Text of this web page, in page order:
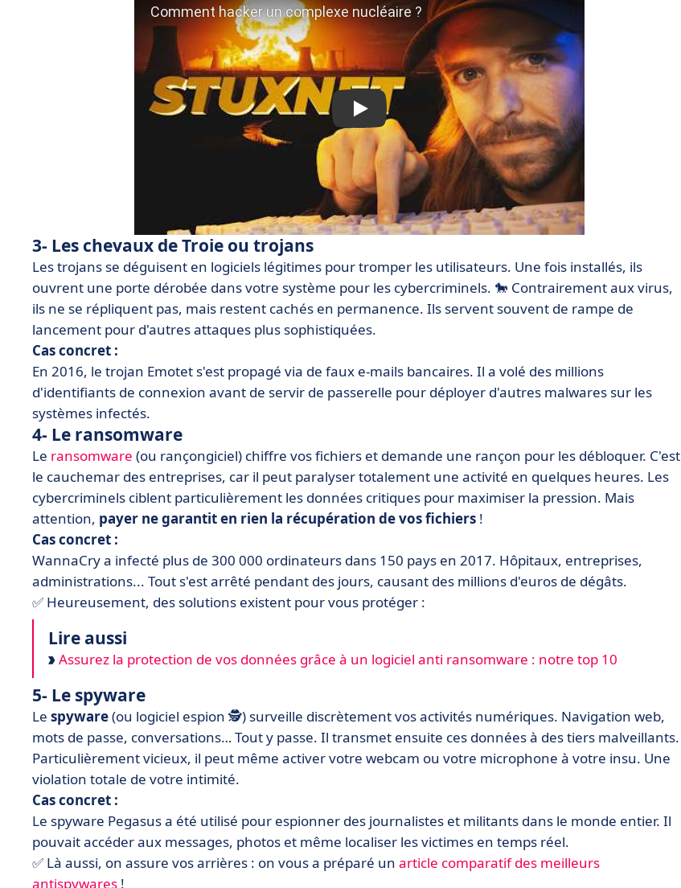
3- Les chevaux de Troie ou trojans
Les trojans se déguisent en logiciels légitimes pour tromper les utilisateurs. Une fois installés, ils
ouvrent une porte dérobée dans votre système pour les cybercriminels. 🐎 Contrairement aux virus,
ils ne se répliquent pas, mais restent cachés en permanence. Ils servent souvent de rampe de
lancement pour d'autres attaques plus sophistiquées.
Cas concret :
En 2016, le trojan Emotet s'est propagé via de faux e-mails bancaires. Il a volé des millions
d'identifiants de connexion avant de servir de passerelle pour déployer d'autres malwares sur les
systèmes infectés.
4- Le ransomware
Le ransomware (ou rançongiciel) chiffre vos fichiers et demande une rançon pour les débloquer. C'est
le cauchemar des entreprises, car il peut paralyser totalement une activité en quelques heures. Les
cybercriminels ciblent particulièrement les données critiques pour maximiser la pression. Mais
attention, payer ne garantit en rien la récupération de vos fichiers !
Cas concret :
WannaCry a infecté plus de 300 000 ordinateurs dans 150 pays en 2017. Hôpitaux, entreprises,
administrations... Tout s'est arrêté pendant des jours, causant des millions d'euros de dégâts.
✅ Heureusement, des solutions existent pour vous protéger :
Lire aussi
Assurez la protection de vos données grâce à un logiciel anti ransomware : notre top 10
5- Le spyware
Le spyware(ou logiciel espion 🕵️) surveille discrètement vos activités numériques. Navigation web,
mots de passe, conversations… Tout y passe. Il transmet ensuite ces données à des tiers malveillants.
Particulièrement vicieux, il peut même activer votre webcam ou votre microphone à votre insu. Une
violation totale de votre intimité.
Cas concret :
Le spyware Pegasus a été utilisé pour espionner des journalistes et militants dans le monde entier. Il
pouvait accéder aux messages, photos et même localiser les victimes en temps réel.
✅ Là aussi, on assure vos arrières : on vous a préparé un article comparatif des meilleurs
antispywares !